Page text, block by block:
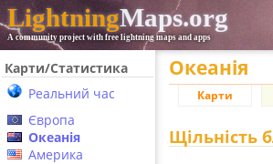
LightningMaps.org
A community project with free lightning maps and apps
Карти/Статистика
Реальний час
Європа
Океанія
Америка
Океанія
Карти
Щільність